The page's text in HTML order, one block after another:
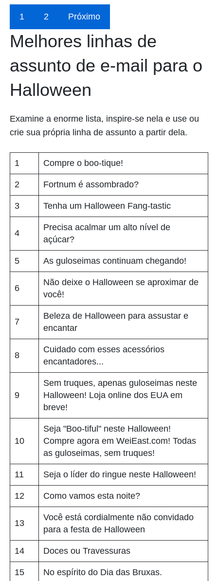
1 2 Próximo
Melhores linhas de
assunto de e-mail para o
Halloween
Examine a enorme lista, inspire-se nela e use ou
crie sua própria linha de assunto a partir dela.
1 Compre o boo-tique!
2 Fortnum é assombrado?
3 Tenha um Halloween Fang-tastic
4
Precisa acalmar um alto nível de
açúcar?
5 As guloseimas continuam chegando!
6
Não deixe o Halloween se aproximar de
você!
7
Beleza de Halloween para assustar e
encantar
8
Cuidado com esses acessórios
encantadores...
9
Sem truques, apenas guloseimas neste
Halloween! Loja online dos EUA em
breve!
10
Seja "Boo-tiful" neste Halloween!
Compre agora em WeiEast.com! Todas
as guloseimas, sem truques!
11 Seja o líder do ringue neste Halloween!
12 Como vamos esta noite?
13
Você está cordialmente não convidado
para a festa de Halloween
14 Doces ou Travessuras
15 No espírito do Dia das Bruxas.